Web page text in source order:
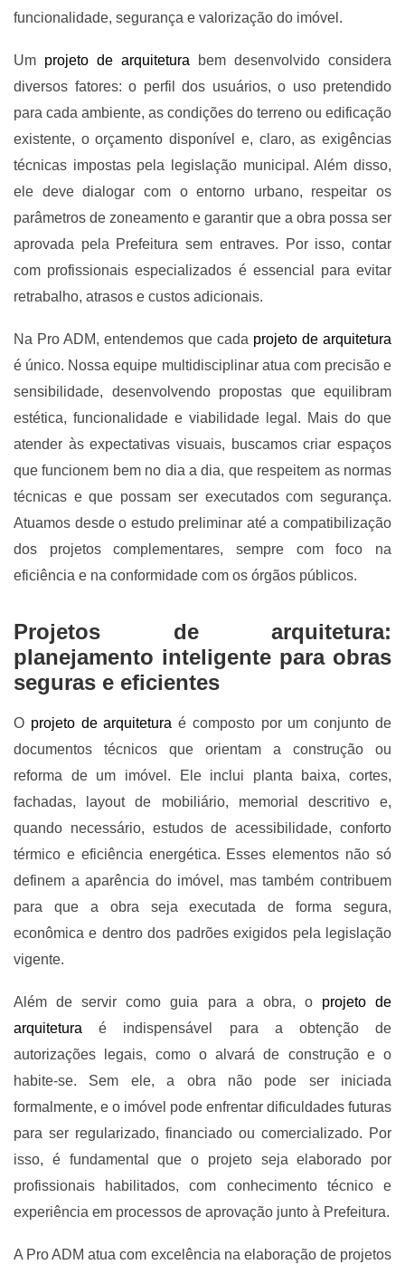
funcionalidade, segurança e valorização do imóvel.
Um projeto de arquitetura bem desenvolvido considera
diversos fatores: o perfil dos usuários, o uso pretendido
para cada ambiente, as condições do terreno ou edificação
existente, o orçamento disponível e, claro, as exigências
técnicas impostas pela legislação municipal. Além disso,
ele deve dialogar com o entorno urbano, respeitar os
parâmetros de zoneamento e garantir que a obra possa ser
aprovada pela Prefeitura sem entraves. Por isso, contar
com profissionais especializados é essencial para evitar
retrabalho, atrasos e custos adicionais.
Na Pro ADM, entendemos que cada projeto de arquitetura
é único. Nossa equipe multidisciplinar atua com precisão e
sensibilidade, desenvolvendo propostas que equilibram
estética, funcionalidade e viabilidade legal. Mais do que
atender às expectativas visuais, buscamos criar espaços
que funcionem bem no dia a dia, que respeitem as normas
técnicas e que possam ser executados com segurança.
Atuamos desde o estudo preliminar até a compatibilização
dos projetos complementares, sempre com foco na
eficiência e na conformidade com os órgãos públicos.
Projetos de arquitetura:
planejamento inteligente para obras
seguras e eficientes
O projeto de arquitetura é composto por um conjunto de
documentos técnicos que orientam a construção ou
reforma de um imóvel. Ele inclui planta baixa, cortes,
fachadas, layout de mobiliário, memorial descritivo e,
quando necessário, estudos de acessibilidade, conforto
térmico e eficiência energética. Esses elementos não só
definem a aparência do imóvel, mas também contribuem
para que a obra seja executada de forma segura,
econômica e dentro dos padrões exigidos pela legislação
vigente.
Além de servir como guia para a obra, o projeto de
arquitetura é indispensável para a obtenção de
autorizações legais, como o alvará de construção e o
habite-se. Sem ele, a obra não pode ser iniciada
formalmente, e o imóvel pode enfrentar dificuldades futuras
para ser regularizado, financiado ou comercializado. Por
isso, é fundamental que o projeto seja elaborado por
profissionais habilitados, com conhecimento técnico e
experiência em processos de aprovação junto à Prefeitura.
A Pro ADM atua com excelência na elaboração de projetos